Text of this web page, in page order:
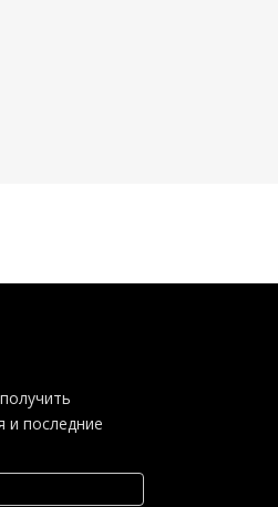
и последние